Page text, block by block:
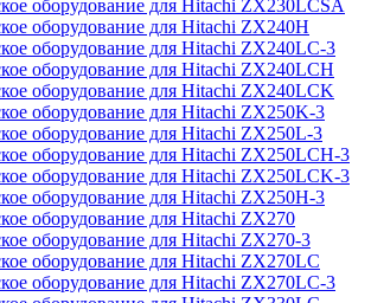
оборудование для Hitachi ZX230LCSA
оборудование для Hitachi ZX240H
оборудование для Hitachi ZX240LC-3
оборудование для Hitachi ZX240LCH
оборудование для Hitachi ZX240LCK
оборудование для Hitachi ZX250K-3
оборудование для Hitachi ZX250L-3
оборудование для Hitachi ZX250LCH-3
оборудование для Hitachi ZX250LCK-3
оборудование для Hitachi ZX250Н-3
оборудование для Hitachi ZX270
оборудование для Hitachi ZX270-3
оборудование для Hitachi ZX270LC
оборудование для Hitachi ZX270LC-3